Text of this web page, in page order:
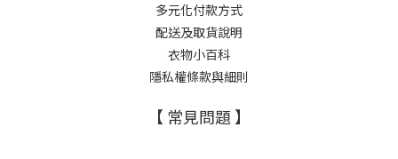
多元化付款方式
配送及取貨說明
衣物小百科
隱私權條款與細則
【 常見問題 】